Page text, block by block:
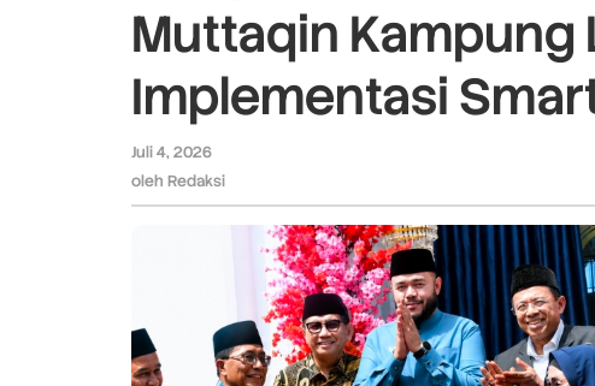
Muttaqin
Kampung
Dorong
Implementasi
Muttaqin Kampung
Implementasi
Juli 4, 2026
Redaksi
oleh Redaksi